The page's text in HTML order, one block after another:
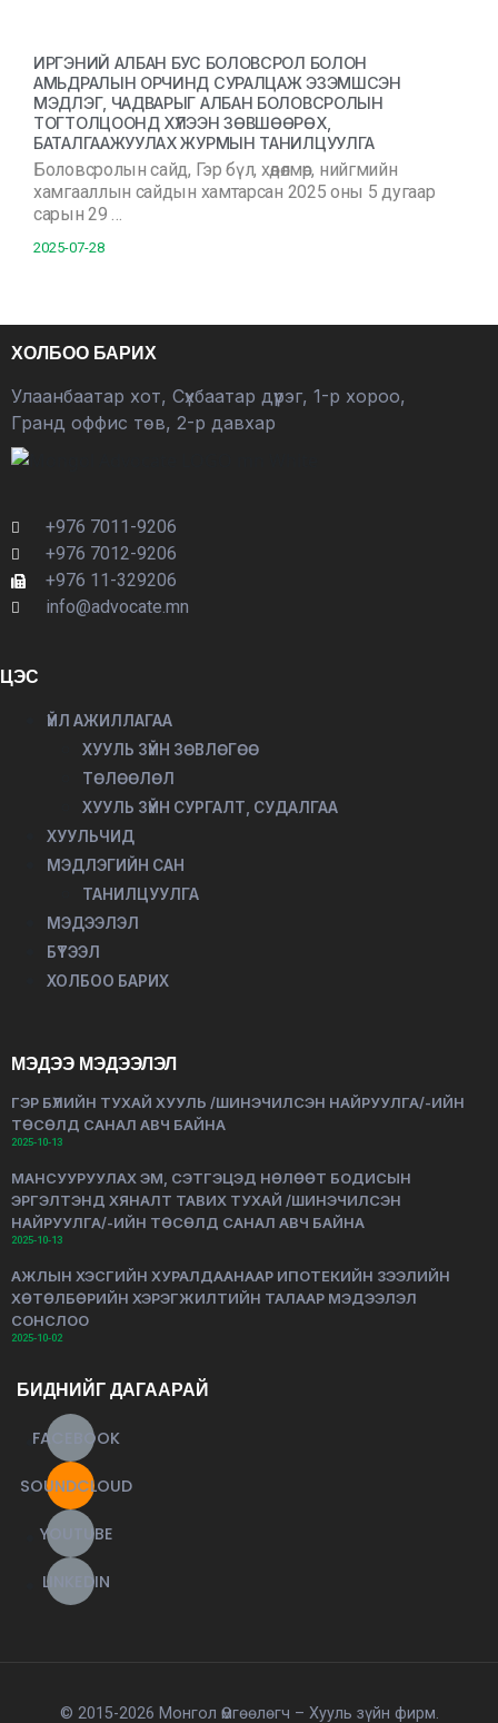
ИРГЭНИЙ АЛБАН БУС БОЛОВСРОЛ БОЛОН
АМЬДРАЛЫН ОРЧИНД СУРАЛЦАЖ ЭЗЭМШСЭН
МЭДЛЭГ, ЧАДВАРЫГ АЛБАН БОЛОВСРОЛЫН
ТОГТОЛЦООНД ХҮЛЭЭН ЗӨВШӨӨРӨХ,
БАТАЛГААЖУУЛАХ ЖУРМЫН ТАНИЛЦУУЛГА
Боловсролын сайд, Гэр бүл, хөдөлмөр, нийгмийн
хамгааллын сайдын хамтарсан 2025 оны 5 дугаар
сарын 29 …
2025-07-28
ХОЛБОО БАРИХ
Улаанбаатар хот, Сүхбаатар дүүрэг, 1-р хороо,
Гранд оффис төв, 2-р давхар
+976 7011-9206
+976 7012-9206
+976 11-329206
info@advocate.mn
ЦЭС
ҮЙЛ АЖИЛЛАГАА
ХУУЛЬ ЗҮЙН ЗӨВЛӨГӨӨ
ТӨЛӨӨЛӨЛ
ХУУЛЬ ЗҮЙН СУРГАЛТ, СУДАЛГАА
ХУУЛЬЧИД
МЭДЛЭГИЙН САН
ТАНИЛЦУУЛГА
МЭДЭЭЛЭЛ
БҮТЭЭЛ
ХОЛБОО БАРИХ
МЭДЭЭ МЭДЭЭЛЭЛ
ГЭР БҮЛИЙН ТУХАЙ ХУУЛЬ /ШИНЭЧИЛСЭН НАЙРУУЛГА/-ИЙН
ТӨСӨЛД САНАЛ АВЧ БАЙНА
2025-10-13
МАНСУУРУУЛАХ ЭМ, СЭТГЭЦЭД НӨЛӨӨТ БОДИСЫН
ЭРГЭЛТЭНД ХЯНАЛТ ТАВИХ ТУХАЙ /ШИНЭЧИЛСЭН
НАЙРУУЛГА/-ИЙН ТӨСӨЛД САНАЛ АВЧ БАЙНА
2025-10-13
АЖЛЫН ХЭСГИЙН ХУРАЛДААНААР ИПОТЕКИЙН ЗЭЭЛИЙН
ХӨТӨЛБӨРИЙН ХЭРЭГЖИЛТИЙН ТАЛААР МЭДЭЭЛЭЛ
СОНСЛОО
2025-10-02
БИДНИЙГ ДАГААРАЙ
FACEBOOK
SOUNDCLOUD
YOUTUBE
LINKEDIN
© 2015-2026 Монгол Өмгөөлөгч – Хууль зүйн фирм.